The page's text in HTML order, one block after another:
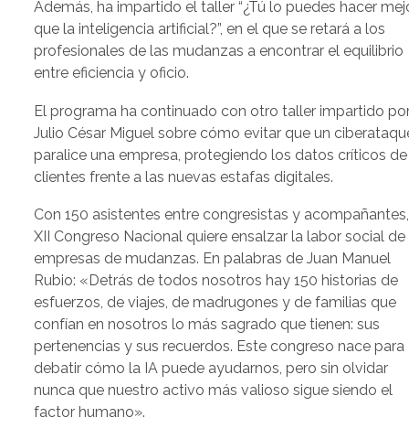
Además, ha impartido el taller “¿Tú lo puedes hacer
que la inteligencia artificial?”, en el que se retará a los
profesionales de las mudanzas a encontrar el equilibrio
entre eficiencia y oficio.
El programa ha continuado con otro taller impartido
Julio César Miguel sobre cómo evitar que un
paralice una empresa, protegiendo los datos críticos
clientes frente a las nuevas estafas digitales.
Con 150 asistentes entre congresistas y
XII Congreso Nacional quiere ensalzar la labor social de
empresas de mudanzas. En palabras de Juan Manuel
Rubio: «Detrás de todos nosotros hay 150 historias de
esfuerzos, de viajes, de madrugones y de familias que
confían en nosotros lo más sagrado que tienen: sus
pertenencias y sus recuerdos. Este congreso nace para
debatir cómo la IA puede ayudarnos, pero sin olvidar
nunca que nuestro activo más valioso sigue siendo el
factor humano».